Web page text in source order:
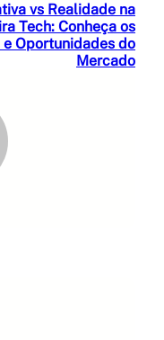
vs Realidade na
Tech: Conheça os
e Oportunidades do
Mercado